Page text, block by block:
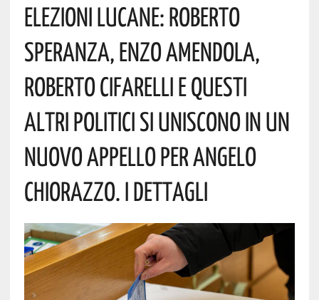
Elezioni Lucane: Roberto
Speranza, Enzo Amendola,
Roberto Cifarelli E Questi
Altri Politici Si Uniscono In Un
Nuovo Appello Per Angelo
Chiorazzo. I Dettagli